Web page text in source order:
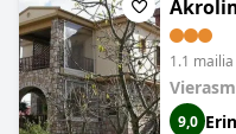
1.1
9,0